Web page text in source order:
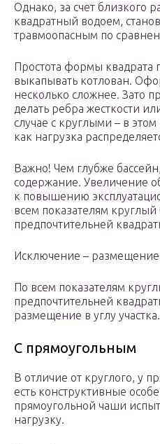
Однако, за счет близкого
квадратный водоем,
травмоопасным по
Простота формы квадрата
выкапывать котлован.
несколько сложнее. Зато
делать ребра жесткости
случае с круглыми – в
как нагрузка
Важно! Чем глубже
содержание. Увеличение
к повышению
всем показателям круглый
предпочтительней
Исключение – размещение
По всем показателям
предпочтительней
размещение в углу участка.
С прямоугольным
В отличие от круглого, у
есть конструктивные
прямоугольной чаши
нагрузку.